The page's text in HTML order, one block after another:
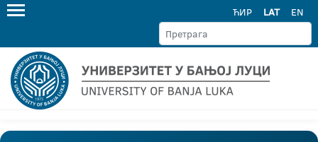
ЋИР LAT EN